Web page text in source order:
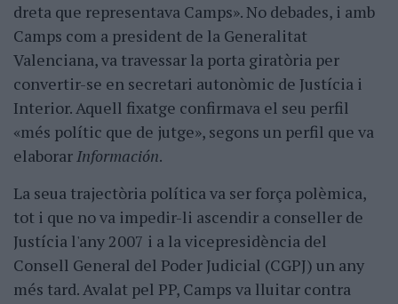
dreta que representava Camps». No debades, i amb
Camps com a president de la Generalitat
Valenciana, va travessar la porta giratòria per
convertir-se en secretari autonòmic de Justícia i
Interior. Aquell fixatge confirmava el seu perfil
«més polític que de jutge», segons un perfil que va
elaborarInformación.
La seua trajectòria política va ser força polèmica,
tot i que no va impedir-li ascendir a conseller de
Justícia l'any 2007 i a la vicepresidència del
Consell General del Poder Judicial (CGPJ) un any
més tard. Avalat pel PP, Camps va lluitar contra